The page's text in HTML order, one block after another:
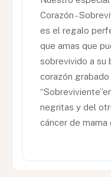
Corazón -
es el regalo
que amas que
sobrevivido a su
corazón
negritas y del
cáncer de mama